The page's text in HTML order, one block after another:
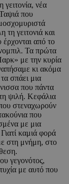
γειτονία, νέα
που
τη γειτονιά και
από το
Τα πρώτα
με την κυρία
κι ακόμα
σπάει μια
που πάντα
ψιλή. Κεφάλια
στεναχωρούν
που
με μια
καμιά φορά
στη μνήμη, στο
γεγονότος,
με αυτό που